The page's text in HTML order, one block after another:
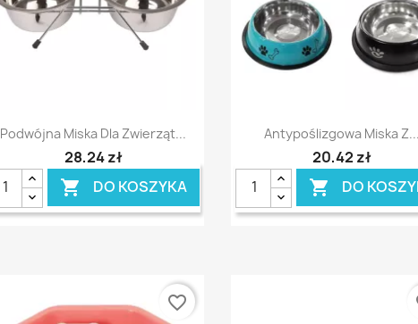
Szybki podgląd
Podwójna Miska Dla Zwierząt...
28,24 zł
 DO KOSZYKA
Szybki podgląd
Antypoślizgowa Miska Z...
20,42 zł
 DO
favorite_border